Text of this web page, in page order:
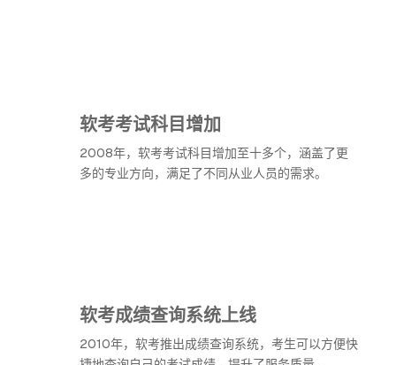
软考考试科目增加
2008年，软考考试科目增加至十多个，涵盖了更
多的专业方向，满足了不同从业人员的需求。
软考成绩查询系统上线
2010年，软考推出成绩查询系统，考生可以方便快